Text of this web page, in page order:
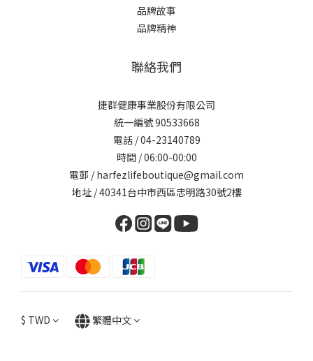
品牌故事
品牌精神
聯絡我們
捷群健康事業股份有限公司
統一編號 90533668
電話 / 04-23140789
時間 / 06:00-00:00
電郵 / harfezlifeboutique@gmail.com
地址 / 40341台中市西區忠明路30號2樓
$ TWD 繁體中文